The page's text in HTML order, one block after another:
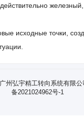
исходные точки,
州弘宇精工转向系统有限
备2021024962号-1